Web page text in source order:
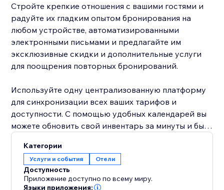
Стройте крепкие отношения с вашими гостями и
радуйте их гладким опытом бронирования на
любом устройстве, автоматизированными
электронными письмами и предлагайте им
эксклюзивные скидки и дополнительные услуги
для поощрения повторных бронирований.
Используйте одну централизованную платформу
для синхронизации всех ваших тарифов и
доступности. С помощью удобных календарей вы
можете обновить свой инвентарь за минуты и быть
ваших каналах.
Достигайте глобальной аудитории, добавляя
переводы на любой язык и предлагая специальные
Категории
Услуги и события Отели
Доступность
Приложение доступно по всему миру.
Языки приложения: